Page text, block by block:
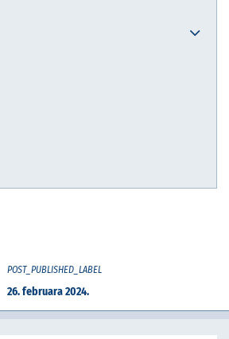
POST_PUBLISHED_LABEL
26. februara 2024.